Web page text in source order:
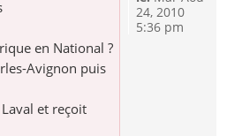
en National ?
Avignon puis
et reçoit
24, 2010
5:36 pm